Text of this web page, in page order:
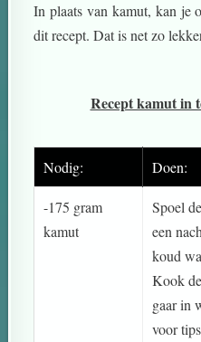
In plaats van kamut, kan je
dit recept. Dat is net zo
Recept kamut in
Nodig: Doen:
-175 gram
kamut
Spoel
een
koud
Kook
gaar in
voor